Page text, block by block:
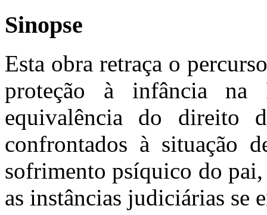
Sinopse
Esta obra retraça o
proteção à infância na
equivalência do direito
confrontados à situação
sofrimento psíquico do
as instâncias judiciárias se